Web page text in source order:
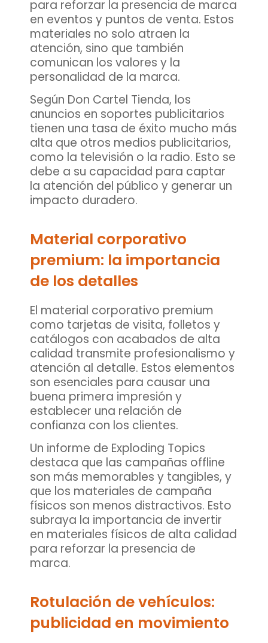
para reforzar la presencia de marca
en eventos y puntos de venta. Estos
materiales no solo atraen la
atención, sino que también
comunican los valores y la
personalidad de la marca.
Según Don Cartel Tienda, los
anuncios en soportes publicitarios
tienen una tasa de éxito mucho más
alta que otros medios publicitarios,
como la televisión o la radio. Esto se
debe a su capacidad para captar
la atención del público y generar un
impacto duradero.
Material corporativo
premium: la importancia
de los detalles
El material corporativo premium
como tarjetas de visita, folletos y
catálogos con acabados de alta
calidad transmite profesionalismo y
atención al detalle. Estos elementos
son esenciales para causar una
buena primera impresión y
establecer una relación de
confianza con los clientes.
Un informe de Exploding Topics
destaca que las campañas offline
son más memorables y tangibles, y
que los materiales de campaña
físicos son menos distractivos. Esto
subraya la importancia de invertir
en materiales físicos de alta calidad
para reforzar la presencia de
marca.
Rotulación de vehículos:
publicidad en movimiento